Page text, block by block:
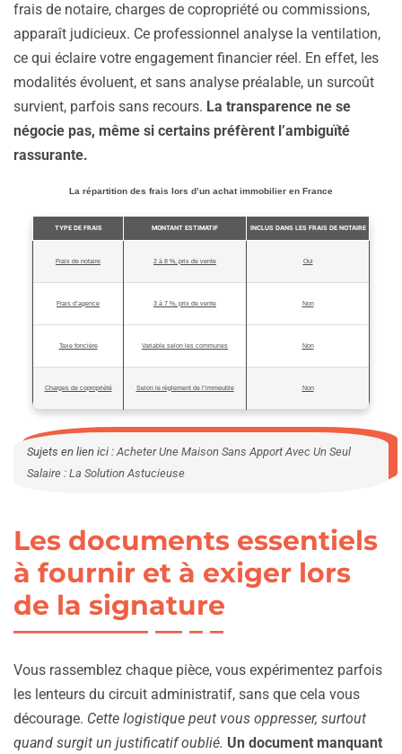
frais de notaire, charges de copropriété ou commissions,
apparaît judicieux. Ce professionnel analyse la ventilation,
ce qui éclaire votre engagement financier réel. En effet, les
modalités évoluent, et sans analyse préalable, un surcoût
survient, parfois sans recours. La transparence ne se
négocie pas, même si certains préfèrent l’ambiguïté
rassurante.
La répartition des frais lors d’un achat immobilier en France
TYPE DE FRAIS MONTANT ESTIMATIF INCLUS DANS LES FRAIS DE NOTAIRE
Frais de notaire 2 à 8 %, prix de vente Oui
Frais d’agence 3 à 7 %, prix de vente Non
Taxe foncière Variable selon les communes Non
Charges de copropriété Selon le règlement de l’immeuble Non
Sujets en lien ici :Acheter Une Maison Sans Apport Avec Un Seul
Salaire : La Solution Astucieuse
Les documents essentiels
à fournir et à exiger lors
de la signature
Vous rassemblez chaque pièce, vous expérimentez parfois
les lenteurs du circuit administratif, sans que cela vous
décourage. Cette logistique peut vous oppresser, surtout
quand surgit un justificatif oublié. Un document manquant